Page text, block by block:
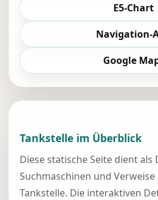
E5-Chart
Navigation-
Google
Tankstelle im Überblick
Diese statische Seite dient
Suchmaschinen und
Tankstelle. Die interaktiven